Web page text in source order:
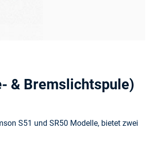
& Bremslichtspule)
S51 und SR50 Modelle, bietet zwei